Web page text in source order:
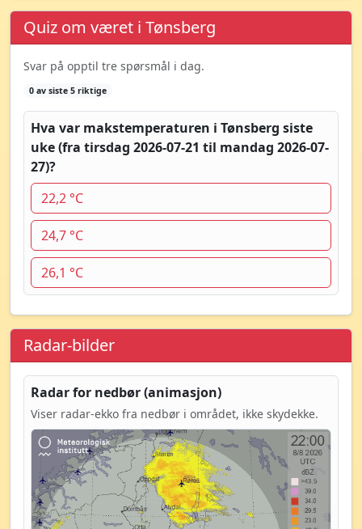
Quiz om været i Tønsberg
Svar på opptil tre spørsmål i dag.
0 av siste 5 riktige
Hva var makstemperaturen i Tønsberg siste
uke (fra tirsdag 2026-07-21 til mandag 2026-07-
27)?
22,2 °C
24,7 °C
26,1 °C
Radar-bilder
Radar for nedbør (animasjon)
Viser radar-ekko fra nedbør i området, ikke skydekke.